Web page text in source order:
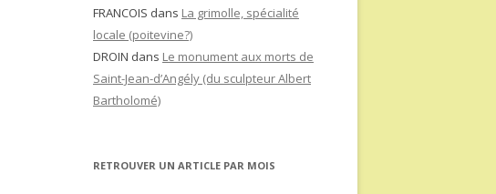
FRANCOIS dans La grimolle, spécialité
locale (poitevine?)
DROIN dans Le monument aux morts de
Saint-Jean-d’Angély (du sculpteur Albert
Bartholomé)
RETROUVER UN ARTICLE PAR MOIS